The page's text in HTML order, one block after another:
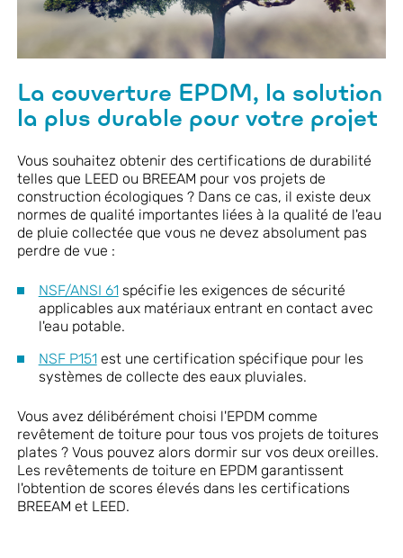
La couverture EPDM, la solution
la plus durable pour votre projet
Vous souhaitez obtenir des certifications de durabilité
telles que LEED ou BREEAM pour vos projets de
construction écologiques ? Dans ce cas, il existe deux
normes de qualité importantes liées à la qualité de l'eau
de pluie collectée que vous ne devez absolument pas
perdre de vue :
NSF/ANSI 61 spécifie les exigences de sécurité
applicables aux matériaux entrant en contact avec
l'eau potable.
NSF P151 est une certification spécifique pour les
systèmes de collecte des eaux pluviales.
Vous avez délibérément choisi l'EPDM comme
revêtement de toiture pour tous vos projets de toitures
plates ? Vous pouvez alors dormir sur vos deux oreilles.
Les revêtements de toiture en EPDM garantissent
l'obtention de scores élevés dans les certifications
BREEAM et LEED.